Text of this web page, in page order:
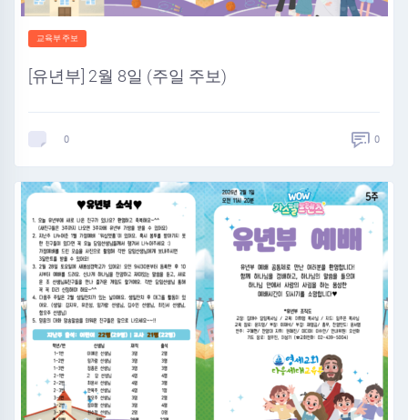
교육부주보
[유년부] 2월 8일 (주일 주보)
0 0